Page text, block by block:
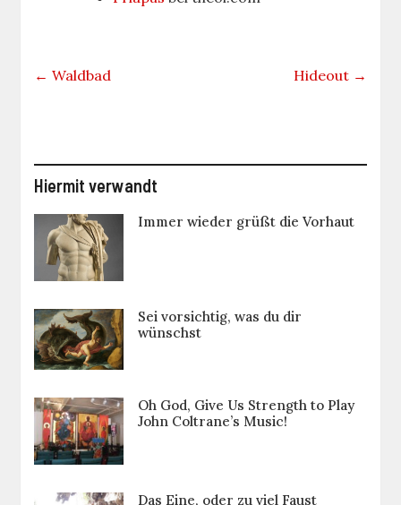
← Waldbad Hideout →
Hiermit verwandt
Immer wieder grüßt die Vorhaut
Sei vorsichtig, was du dir
wünschst
Oh God, Give Us Strength to Play
John Coltrane’s Music!
Das Eine, oder zu viel Faust